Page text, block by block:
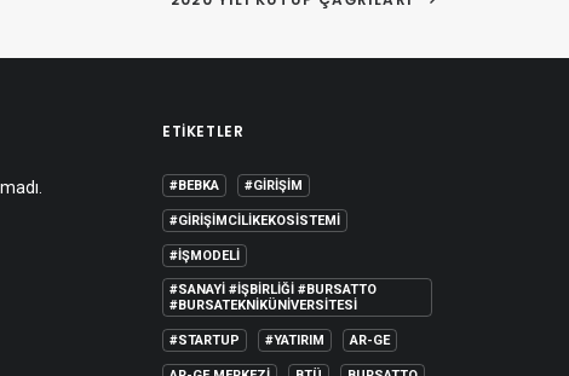
ETIKETLER
#BEBKA #GIRIŞIM
#GIRIŞIMCILIKEKOSISTEMI
#IŞMODELI
#SANAYI #IŞBIRLIĞI #BURSATTO
#BURSATEKNIKÜNIVERSITESI
#STARTUP #YATIRIM AR-GE